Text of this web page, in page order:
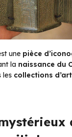
une pièce
la naissance du
les collections